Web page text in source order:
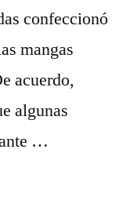
confeccionó
mangas
acuerdo,
algunas
…